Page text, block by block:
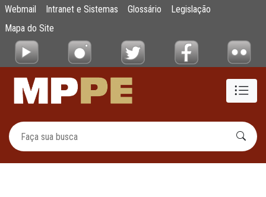
Pular para o Conteúdo principal
Promotores do MPPE têm teses
Webmail Intranet e Sistemas Glossário
Legislação
Mapa do Site